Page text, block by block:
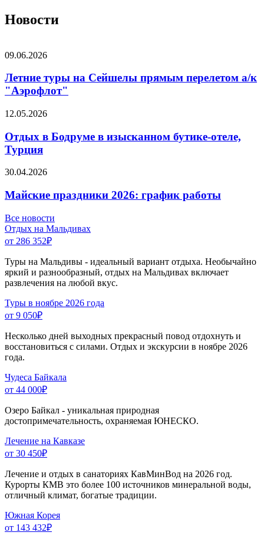
Новости
09.06.2026
Летние туры на Сейшелы прямым перелетом а/к
"Аэрофлот"
12.05.2026
Отдых в Бодруме в изысканном бутике-отеле,
Турция
30.04.2026
Майские праздники 2026: график работы
Все новости
Отдых на Мальдивах
от 286 352₽
Туры на Мальдивы - идеальный вариант отдыха. Необычайно
яркий и разнообразный, отдых на Мальдивах включает
развлечения на любой вкус.
Туры в ноябре 2026 года
от 9 050₽
Несколько дней выходных прекрасный повод отдохнуть и
восстановиться с силами. Отдых и экскурсии в ноябре 2026
года.
Чудеса Байкала
от 44 000₽
Озеро Байкал - уникальная природная
достопримечательность, охраняемая ЮНЕСКО.
Лечение на Кавказе
от 30 450₽
Лечение и отдых в санаториях КавМинВод на 2026 год.
Курорты КМВ это более 100 источников минеральной воды,
отличный климат, богатые традиции.
Южная Корея
от 143 432₽